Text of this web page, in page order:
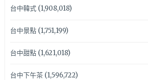
台中韓式(1,908,018)
台中景點(1,751,199)
台中甜點(1,621,018)
台中下午茶(1,596,722)